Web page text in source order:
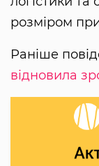
розміром
Раніше
відновила